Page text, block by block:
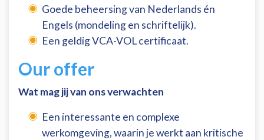
Goede beheersing van Nederlands én
Engels (mondeling en schriftelijk).
Een geldig VCA-VOL certificaat.
Our offer
Wat mag jij van ons verwachten
Een interessante en complexe
werkomgeving, waarin je werkt aan kritische